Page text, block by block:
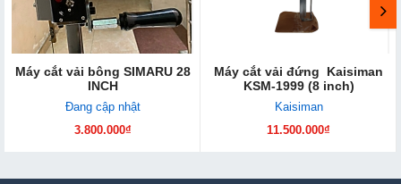
Máy cắt vải bông SIMARU 28
INCH
Đang cập nhật
3.800.000₫
Máy cắt vải đứng Kaisiman
KSM-1999 (8 inch)
Kaisiman
11.500.000₫